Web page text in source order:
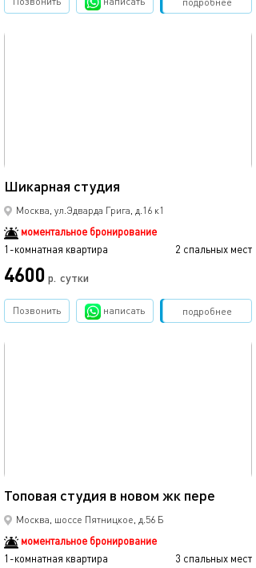
Шикарная студия
Москва, ул.Эдварда Грига, д.16 к1
моментальное бронирование
1-комнатная квартира
2 спальных мест
4600 р. сутки
подробнее
Позвонить написать Забронировать
Топовая студия в новом жк пере
Москва, шоссе Пятницкое, д.56 Б
моментальное бронирование
1-комнатная квартира
3 спальных мест